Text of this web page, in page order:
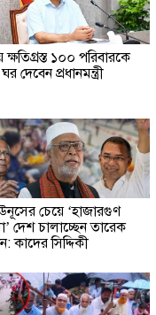
ক্ষতিগ্রস্ত ১০০ পরিবারকে
দেবেন প্রধানমন্ত্রী
চেয়ে ‘হাজারগুণ
দেশ চালাচ্ছেন তারেক
কাদের সিদ্দিকী